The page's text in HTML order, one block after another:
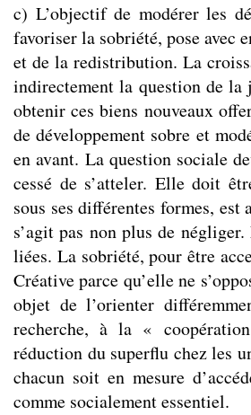
c) L’objectif de modérer les
favoriser la sobriété, pose avec
et de la redistribution. La
indirectement la question de la
obtenir ces biens nouveaux
de développement sobre et
en avant. La question sociale
cessé de s’atteler. Elle doit
sous ses différentes formes,
s’agit pas non plus de
liées. La sobriété, pour être
Créative parce qu’elle ne
objet de l’orienter
recherche, à la «
réduction du superflu chez les
chacun soit en mesure
comme socialement essentiel.